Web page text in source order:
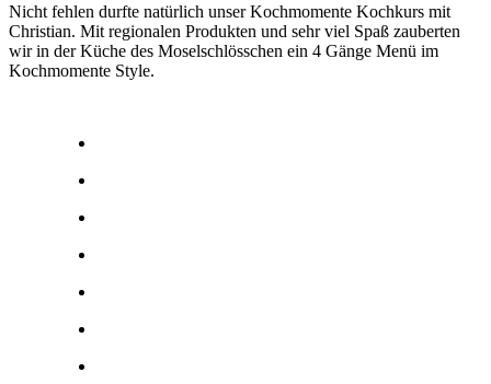
Nicht fehlen durfte natürlich unser Kochmomente Kochkurs mit
Christian. Mit regionalen Produkten und sehr viel Spaß zauberten
wir in der Küche des Moselschlösschen ein 4 Gänge Menü im
Kochmomente Style.